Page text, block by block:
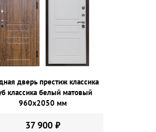
дверь престиж классика
классика белый матовый
960х2050 мм
37 900 ₽